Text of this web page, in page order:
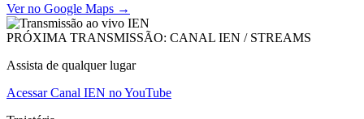
Ver no Google Maps →
PRÓXIMA TRANSMISSÃO: CANAL IEN / STREAMS
Assista de qualquer lugar
Acessar Canal IEN no YouTube